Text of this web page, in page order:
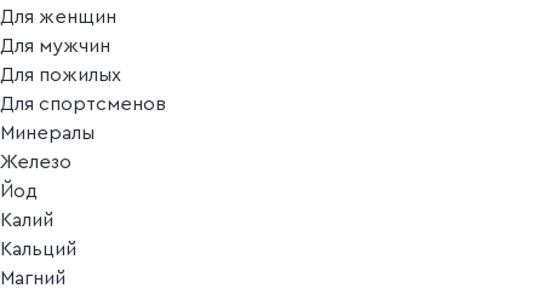
Для женщин
Для мужчин
Для пожилых
Для спортсменов
Минералы
Железо
Йод
Калий
Кальций
Магний